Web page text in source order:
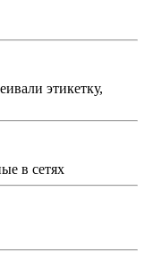
этикетку,
в сетях